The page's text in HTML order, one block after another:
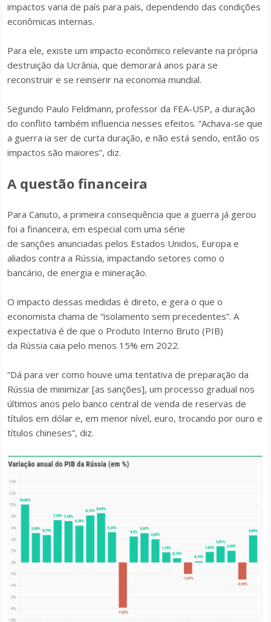
impactos varia de país para país, dependendo das condições
econômicas internas.
Para ele, existe um impacto econômico relevante na própria
destruição da Ucrânia, que demorará anos para se
reconstruir e se reinserir na economia mundial.
Segundo Paulo Feldmann, professor da FEA-USP, a duração
do conflito também influencia nesses efeitos. “Achava-se que
a guerra ia ser de curta duração, e não está sendo, então os
impactos são maiores”, diz.
A questão financeira
Para Canuto, a primeira consequência que a guerra já gerou
foi a financeira, em especial com uma série
de sanções anunciadas pelos Estados Unidos, Europa e
aliados contra a Rússia, impactando setores como o
bancário, de energia e mineração.
O impacto dessas medidas é direto, e gera o que o
economista chama de “isolamento sem precedentes”. A
expectativa é de que o Produto Interno Bruto (PIB)
da Rússia caia pelo menos 15% em 2022.
“Dá para ver como houve uma tentativa de preparação da
Rússia de minimizar [as sanções], um processo gradual nos
últimos anos pelo banco central de venda de reservas de
títulos em dólar e, em menor nível, euro, trocando por ouro e
títulos chineses”, diz.